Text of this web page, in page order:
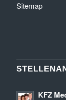
Sitemap
KFZ